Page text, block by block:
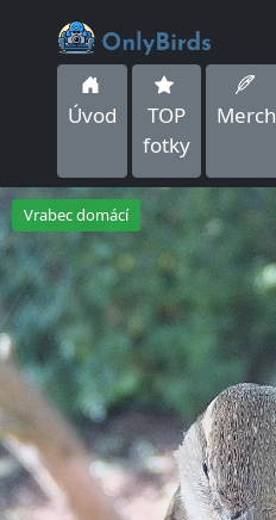
Úvod
TOP
fotky
Merch
Vrabec domácí